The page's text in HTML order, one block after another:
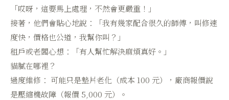
「哎呀，這要馬上處理，不然會更嚴重！」
接著，他們會貼心地說：「我有幾家配合很久的師傅，叫修速
度快，價格也公道，我幫你叫？」
租戶或老闆心想：「有人幫忙解決麻煩真好。」
貓膩在哪裡？
過度維修： 可能只是墊片老化（成本 100 元），廠商報價說
是壓縮機故障（報價 5,000 元）。